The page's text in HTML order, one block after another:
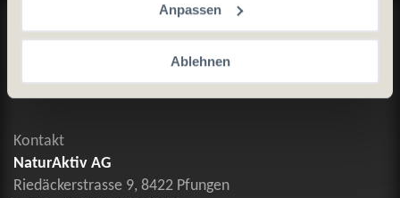
Anpassen
Ablehnen
Datenschutz und Cookie-Richtlinien
Kontaktieren Sie uns
Kontakt
NaturAktiv AG
Riedäckerstrasse 9, 8422 Pfungen